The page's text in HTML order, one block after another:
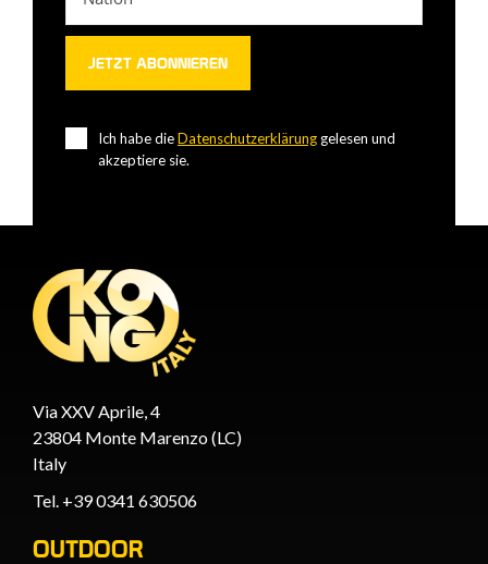
Ich habe dieDatenschutzerklärung gelesen und
akzeptiere sie.
Via XXV Aprile, 4
23804 Monte Marenzo (LC)
Italy
Tel. +39 0341 630506
OUTDOOR